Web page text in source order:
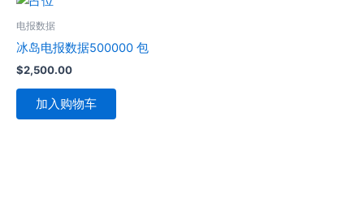
电报数据
冰岛电报数据500000 包
$2,500.00
加入购物车